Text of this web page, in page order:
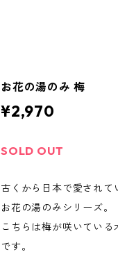
お花の湯のみ 梅
¥2,970
SOLD OUT
古くから日本で愛されて
お花の湯のみシリーズ。
こちらは梅が咲いてい
です。